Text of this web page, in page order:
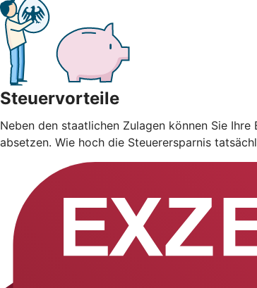
Steuervorteile
Neben den staatlichen Zulagen können Sie
absetzen. Wie hoch die Steuerersparnis